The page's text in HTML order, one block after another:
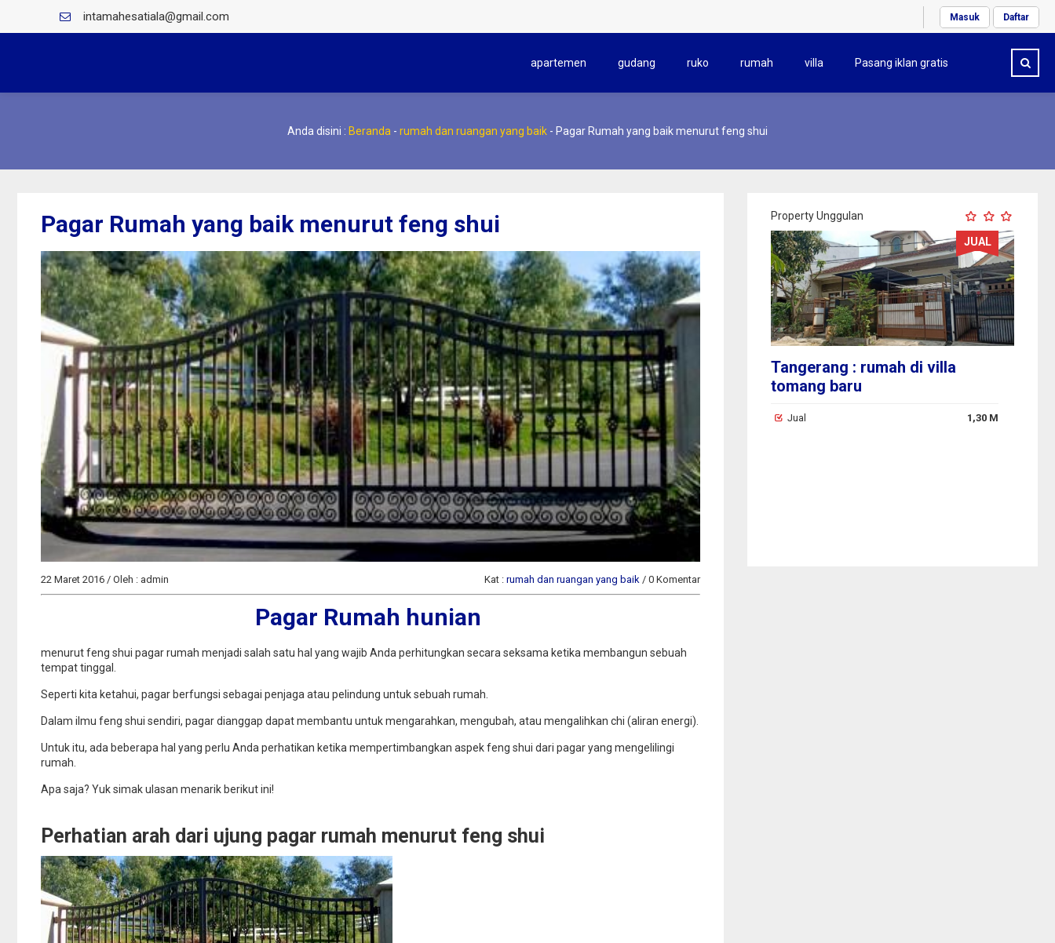
intamahesatiala@gmail.com Masuk Daftar
apartemen gudang ruko rumah villa Pasang iklan gratis
Anda disini : Beranda - rumah dan ruangan yang baik - Pagar Rumah yang baik menurut feng shui
Pagar Rumah yang baik menurut feng shui
22 Maret 2016 / Oleh : admin Kat : rumah dan ruangan yang baik / 0 Komentar
Pagar Rumah hunian
menurut feng shui pagar rumah menjadi salah satu hal yang wajib Anda perhitungkan secara seksama ketika membangun sebuah
tempat tinggal.
Seperti kita ketahui, pagar berfungsi sebagai penjaga atau pelindung untuk sebuah rumah.
Dalam ilmu feng shui sendiri, pagar dianggap dapat membantu untuk mengarahkan, mengubah, atau mengalihkan chi (aliran energi).
Untuk itu, ada beberapa hal yang perlu Anda perhatikan ketika mempertimbangkan aspek feng shui dari pagar yang mengelilingi
rumah.
Apa saja? Yuk simak ulasan menarik berikut ini!
Perhatian arah dari ujung pagar rumah menurut feng shui
Property Unggulan
Tangerang : jual ruko daerah
gondrong cipondoh
Jual 2,10 M
banten : Dijual Bengkel /
Gudang di pinggir jalan raya
serang
Jual
JUAL
Tangerang : rumah di villa
tomang baru
Jual 1,30 M